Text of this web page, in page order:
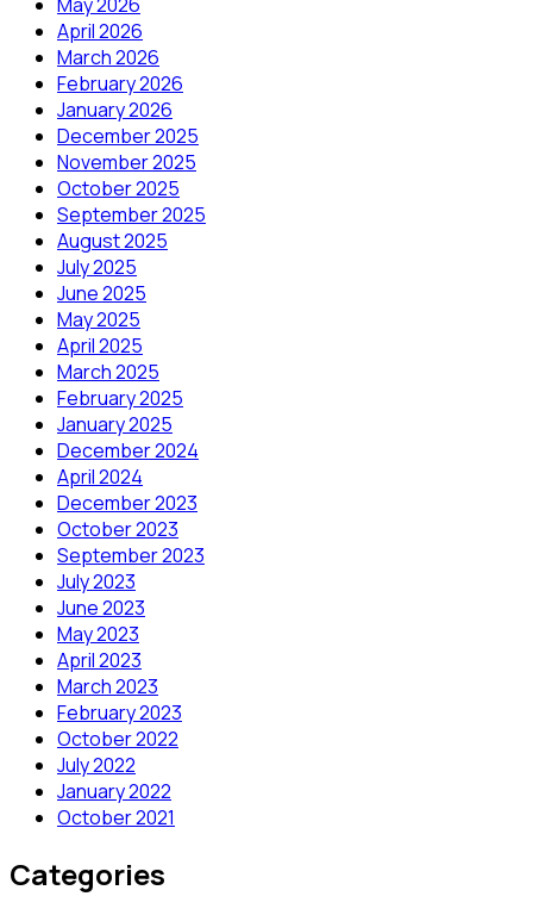
April 2026
March 2026
February 2026
January 2026
December 2025
November 2025
October 2025
September 2025
August 2025
July 2025
June 2025
May 2025
April 2025
March 2025
February 2025
January 2025
December 2024
April 2024
December 2023
October 2023
September 2023
July 2023
June 2023
May 2023
April 2023
March 2023
February 2023
October 2022
July 2022
January 2022
October 2021
Categories